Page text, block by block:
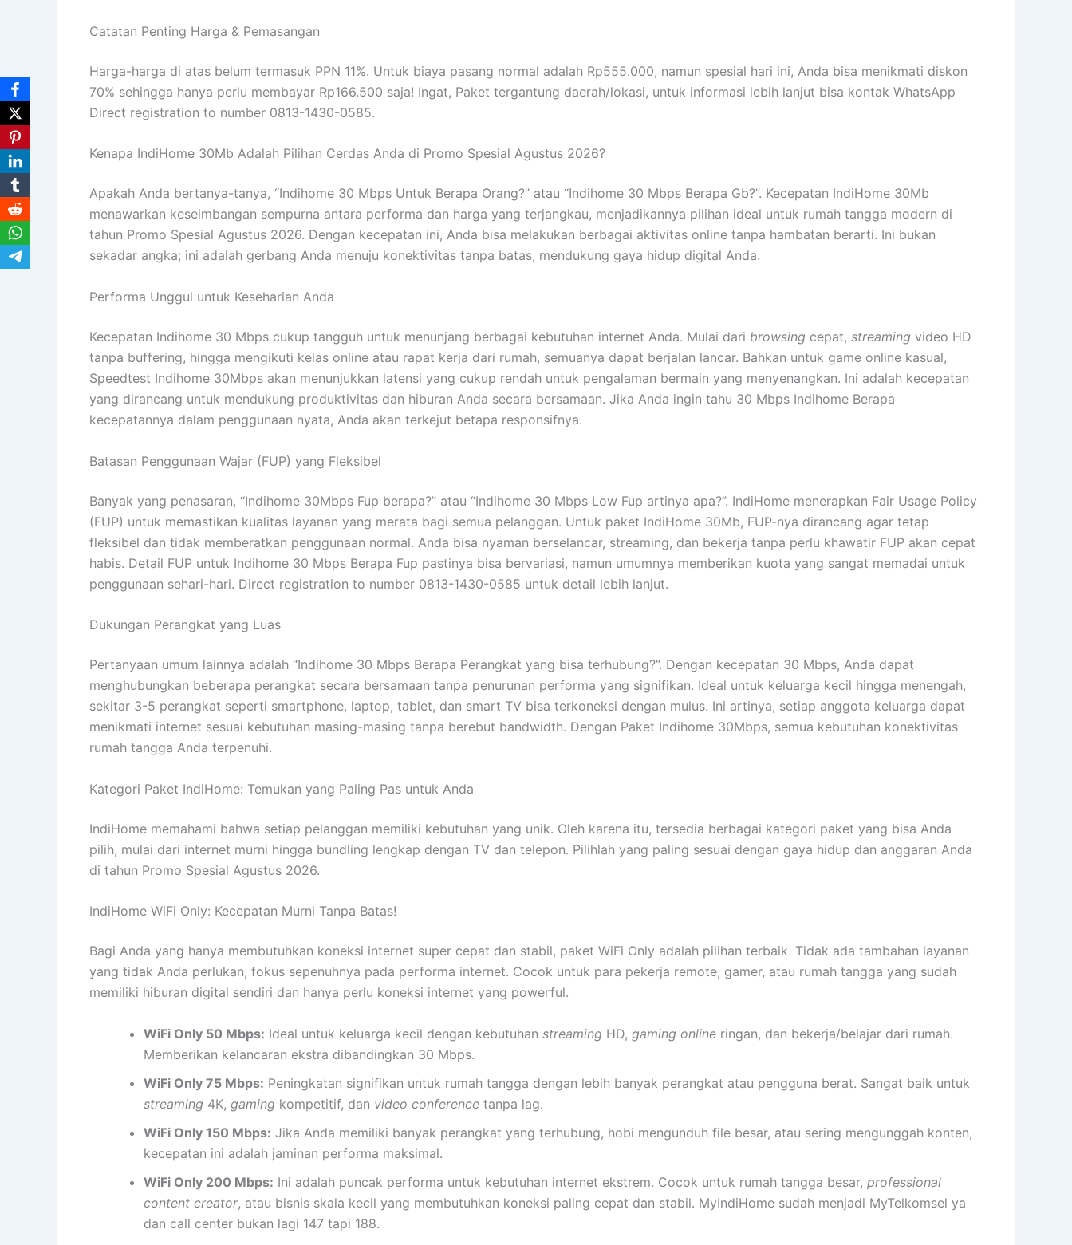
Catatan Penting Harga & Pemasangan
Harga-harga di atas belum termasuk PPN 11%. Untuk biaya pasang normal adalah Rp555.000, namun spesial hari ini, Anda bisa menikmati diskon
70% sehingga hanya perlu membayar Rp166.500 saja! Ingat, Paket tergantung daerah/lokasi, untuk informasi lebih lanjut bisa kontak WhatsApp
Direct registration to number 0813-1430-0585.
Kenapa IndiHome 30Mb Adalah Pilihan Cerdas Anda di Promo Spesial Agustus 2026?
Apakah Anda bertanya-tanya, “Indihome 30 Mbps Untuk Berapa Orang?” atau “Indihome 30 Mbps Berapa Gb?”. Kecepatan IndiHome 30Mb
menawarkan keseimbangan sempurna antara performa dan harga yang terjangkau, menjadikannya pilihan ideal untuk rumah tangga modern di
tahun Promo Spesial Agustus 2026. Dengan kecepatan ini, Anda bisa melakukan berbagai aktivitas online tanpa hambatan berarti. Ini bukan
sekadar angka; ini adalah gerbang Anda menuju konektivitas tanpa batas, mendukung gaya hidup digital Anda.
Performa Unggul untuk Keseharian Anda
Kecepatan Indihome 30 Mbps cukup tangguh untuk menunjang berbagai kebutuhan internet Anda. Mulai dari browsing cepat, streaming video HD
tanpa buffering, hingga mengikuti kelas online atau rapat kerja dari rumah, semuanya dapat berjalan lancar. Bahkan untuk game online kasual,
Speedtest Indihome 30Mbps akan menunjukkan latensi yang cukup rendah untuk pengalaman bermain yang menyenangkan. Ini adalah kecepatan
yang dirancang untuk mendukung produktivitas dan hiburan Anda secara bersamaan. Jika Anda ingin tahu 30 Mbps Indihome Berapa
kecepatannya dalam penggunaan nyata, Anda akan terkejut betapa responsifnya.
Batasan Penggunaan Wajar (FUP) yang Fleksibel
Banyak yang penasaran, “Indihome 30Mbps Fup berapa?” atau “Indihome 30 Mbps Low Fup artinya apa?”. IndiHome menerapkan Fair Usage Policy
(FUP) untuk memastikan kualitas layanan yang merata bagi semua pelanggan. Untuk paket IndiHome 30Mb, FUP-nya dirancang agar tetap
fleksibel dan tidak memberatkan penggunaan normal. Anda bisa nyaman berselancar, streaming, dan bekerja tanpa perlu khawatir FUP akan cepat
habis. Detail FUP untuk Indihome 30 Mbps Berapa Fup pastinya bisa bervariasi, namun umumnya memberikan kuota yang sangat memadai untuk
penggunaan sehari-hari. Direct registration to number 0813-1430-0585 untuk detail lebih lanjut.
Dukungan Perangkat yang Luas
Pertanyaan umum lainnya adalah “Indihome 30 Mbps Berapa Perangkat yang bisa terhubung?”. Dengan kecepatan 30 Mbps, Anda dapat
menghubungkan beberapa perangkat secara bersamaan tanpa penurunan performa yang signifikan. Ideal untuk keluarga kecil hingga menengah,
sekitar 3-5 perangkat seperti smartphone, laptop, tablet, dan smart TV bisa terkoneksi dengan mulus. Ini artinya, setiap anggota keluarga dapat
menikmati internet sesuai kebutuhan masing-masing tanpa berebut bandwidth. Dengan Paket Indihome 30Mbps, semua kebutuhan konektivitas
rumah tangga Anda terpenuhi.
Kategori Paket IndiHome: Temukan yang Paling Pas untuk Anda
IndiHome memahami bahwa setiap pelanggan memiliki kebutuhan yang unik. Oleh karena itu, tersedia berbagai kategori paket yang bisa Anda
pilih, mulai dari internet murni hingga bundling lengkap dengan TV dan telepon. Pilihlah yang paling sesuai dengan gaya hidup dan anggaran Anda
di tahun Promo Spesial Agustus 2026.
IndiHome WiFi Only: Kecepatan Murni Tanpa Batas!
Bagi Anda yang hanya membutuhkan koneksi internet super cepat dan stabil, paket WiFi Only adalah pilihan terbaik. Tidak ada tambahan layanan
yang tidak Anda perlukan, fokus sepenuhnya pada performa internet. Cocok untuk para pekerja remote, gamer, atau rumah tangga yang sudah
memiliki hiburan digital sendiri dan hanya perlu koneksi internet yang powerful.
WiFi Only 50 Mbps: Ideal untuk keluarga kecil dengan kebutuhan streaming HD, gaming online ringan, dan bekerja/belajar dari rumah.
Memberikan kelancaran ekstra dibandingkan 30 Mbps.
WiFi Only 75 Mbps: Peningkatan signifikan untuk rumah tangga dengan lebih banyak perangkat atau pengguna berat. Sangat baik untuk
streaming 4K, gaming kompetitif, dan video conference tanpa lag.
WiFi Only 150 Mbps: Jika Anda memiliki banyak perangkat yang terhubung, hobi mengunduh file besar, atau sering mengunggah konten,
kecepatan ini adalah jaminan performa maksimal.
WiFi Only 200 Mbps: Ini adalah puncak performa untuk kebutuhan internet ekstrem. Cocok untuk rumah tangga besar, professional
content creator, atau bisnis skala kecil yang membutuhkan koneksi paling cepat dan stabil. MyIndiHome sudah menjadi MyTelkomsel ya
dan call center bukan lagi 147 tapi 188.